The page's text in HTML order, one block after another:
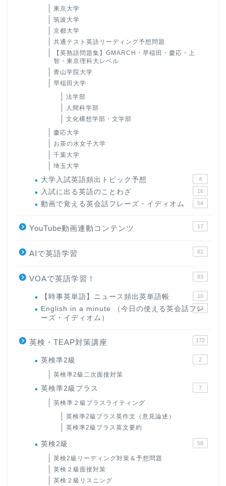
東京大学
筑波大学
京都大学
共通テスト英語リーディング予想問題
【英熟語問題集】GMARCH・早稲田・慶応・上
智・東京理科大レベル
青山学院大学
早稲田大学
法学部
人間科学部
文化構想学部・文学部
慶応大学
お茶の水女子大学
千葉大学
埼玉大学
大学入試英語頻出トピック予想 4
入試に出る英語のことわざ 16
動画で覚える英会話フレーズ・イディオム 54
YouTube動画連動コンテンツ 17
AIで英語学習 61
VOAで英語学習！ 83
【時事英単語】ニュース頻出英単語帳 10
English in a minute （今日の使える英会話フレ
ーズ・イディオム）
63
英検・TEAP対策講座 172
英検準2級 2
英検準2級二次面接対策
英検準2級プラス 7
英検準２級プラスライティング
英検準2級プラス英作文（意見論述）
英検準2級プラス英文要約
英検2級 58
英検2級リーディング対策＆予想問題
英検２級面接対策
英検２級リスニング